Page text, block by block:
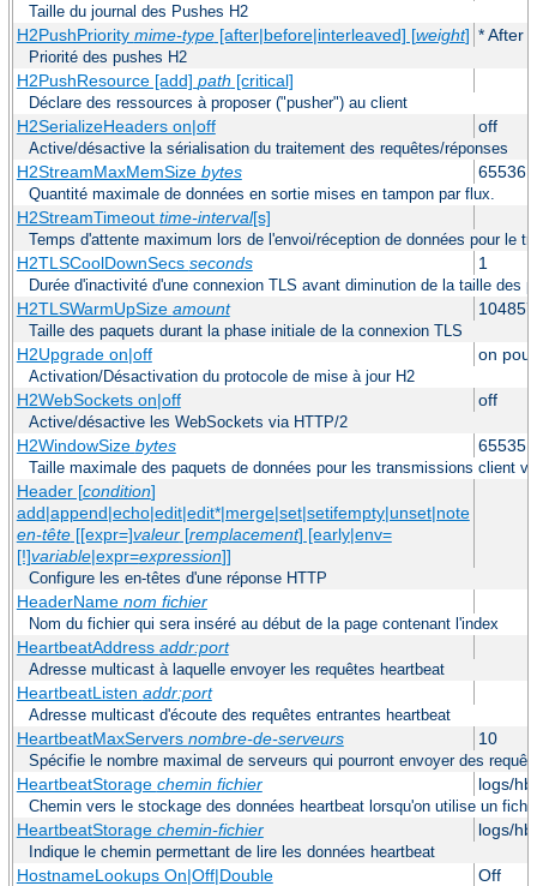
Taille du journal des Pushes H2
H2PushPriority mime-type[after|before|interleaved] [weight] * After
Priorité des pushes H2
H2PushResource [add] path [critical]
Déclare des ressources à proposer ("pusher") au client
H2SerializeHeaders on|off off
Active/désactive la sérialisation du traitement des requêtes/réponses
H2StreamMaxMemSize bytes 65536
Quantité maximale de données en sortie mises en tampon par flux.
H2StreamTimeout time-interval[s]
Temps d'attente maximum lors de l'envoi/réception de données pour le
H2TLSCoolDownSecs seconds 1
Durée d'inactivité d'une connexion TLS avant diminution de la taille des
H2TLSWarmUpSize amount
Taille des paquets durant la phase initiale de la connexion TLS
H2Upgrade on|off on
Activation/Désactivation du protocole de mise à jour H2
H2WebSockets on|off off
Active/désactive les WebSockets via HTTP/2
H2WindowSize bytes 65535
Taille maximale des paquets de données pour les transmissions client
Header [condition]
add|append|echo|edit|edit*|merge|set|setifempty|unset|note
en-tête[[expr=]valeur[remplacement] [early|env=
[!]variable|expr=expression]]
Configure les en-têtes d'une réponse HTTP
HeaderName nom fichier
Nom du fichier qui sera inséré au début de la page contenant l'index
HeartbeatAddress addr:port
Adresse multicast à laquelle envoyer les requêtes heartbeat
HeartbeatListen addr:port
Adresse multicast d'écoute des requêtes entrantes heartbeat
HeartbeatMaxServers nombre-de-serveurs 10
Spécifie le nombre maximal de serveurs qui pourront envoyer des
HeartbeatStorage chemin fichier logs/
Chemin vers le stockage des données heartbeat lorsqu'on utilise un
HeartbeatStorage chemin-fichier logs/
Indique le chemin permettant de lire les données heartbeat
HostnameLookups On|Off|Double Off